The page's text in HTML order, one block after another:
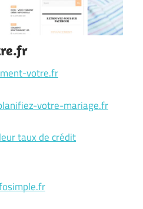
votre.fr
votre-mariage.fr
taux de crédit